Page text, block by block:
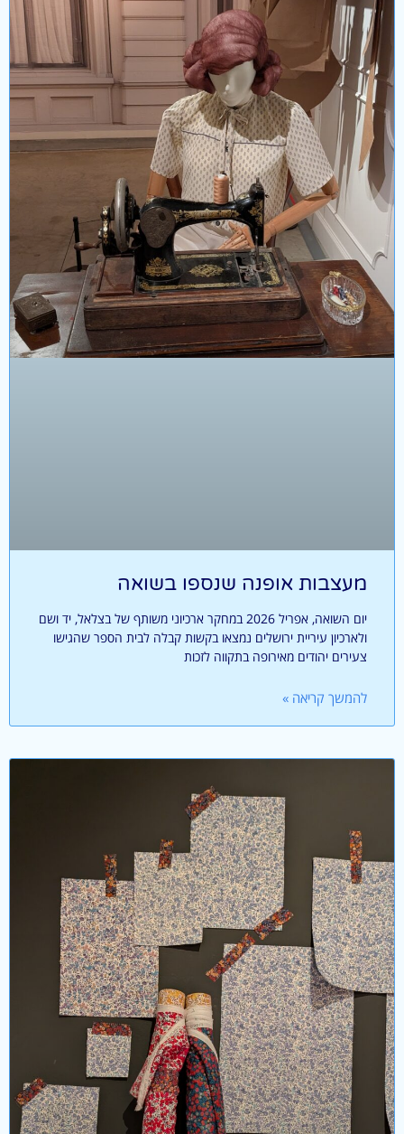
מעצבות אופנה שנספו בשואה
יום השואה, אפריל 2026 במחקר ארכיוני משותף של בצלאל, יד ושם
ולארכיון עיריית ירושלים נמצאו בקשות קבלה לבית הספר שהגישו
צעירים יהודים מאירופה בתקווה לזכות
להמשך קריאה »